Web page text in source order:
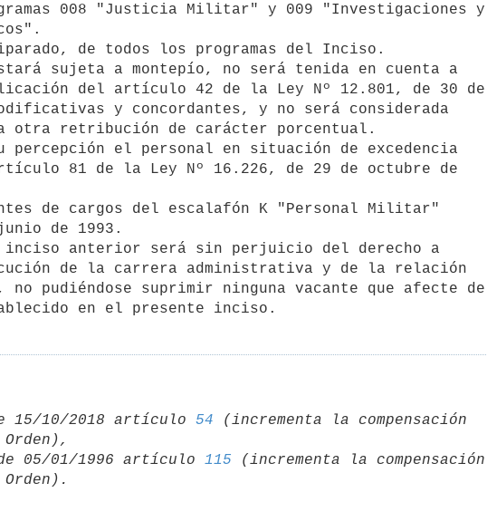
008 "Justicia Militar" y 009 "Investigaciones y
de todos los programas del Inciso.
del artículo 42 de la Ley Nº 12.801, de 30 de
y concordantes, y no será considerada
otra retribución de carácter porcentual.
81 de la Ley Nº 16.226, de 29 de octubre de
de 1993.
de la carrera administrativa y de la relación
pudiéndose suprimir ninguna vacante que afecte de
15/10/2018 artículo 54 (incrementa la compensación
de 05/01/1996 artículo
115 (incrementa la compensación